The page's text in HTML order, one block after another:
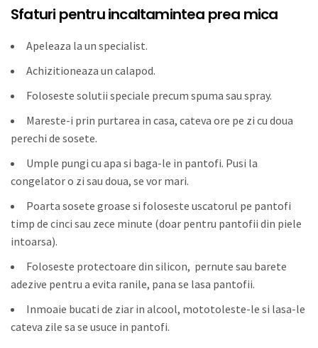
Sfaturi pentru incaltamintea prea mica
Apeleaza la un specialist.
Achizitioneaza un calapod.
Foloseste solutii speciale precum spuma sau spray.
Mareste-i prin purtarea in casa, cateva ore pe zi cu doua
perechi de sosete.
Umple pungi cu apa si baga-le in pantofi. Pusi la
congelator o zi sau doua, se vor mari.
Poarta sosete groase si foloseste uscatorul pe pantofi
timp de cinci sau zece minute (doar pentru pantofii din piele
intoarsa).
Foloseste protectoare din silicon, pernute sau barete
adezive pentru a evita ranile, pana se lasa pantofii.
Inmoaie bucati de ziar in alcool, mototoleste-le si lasa-le
cateva zile sa se usuce in pantofi.